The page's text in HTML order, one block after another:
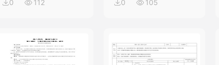
0 112 0 105